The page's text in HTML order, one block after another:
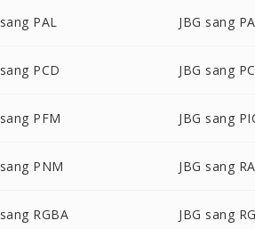
PAL JBG sang
PCD JBG sang
PFM JBG sang
PNM JBG sang
RGBA JBG sang